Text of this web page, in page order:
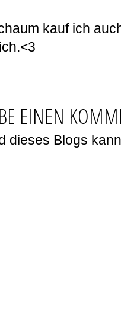
kauf ich
EINEN
dieses Blogs